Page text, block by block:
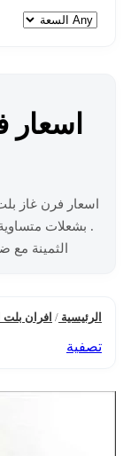
اسعار فرن غاز
. بشعلات
الثمينة
الرئيسية / افران بلت
تصفية